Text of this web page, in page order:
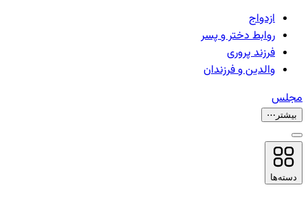
ازدواج
روابط دختر و پسر
فرزند پروری
والدین و فرزندان
مجلس
بیشتر ⋯
دسته‌ها